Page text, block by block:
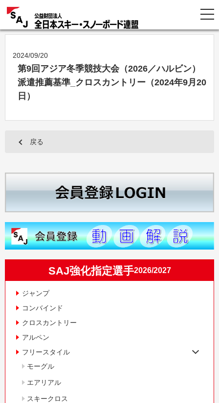
2024/09/20
第9回アジア冬季競技大会（2026／ハルビン）
派遣推薦基準_クロスカントリー（2024年9月20
日）
戻る
SAJ強化指定選手2026/2027
ジャンプ
コンバインド
クロスカントリー
アルペン
フリースタイル
モーグル
エアリアル
スキークロス